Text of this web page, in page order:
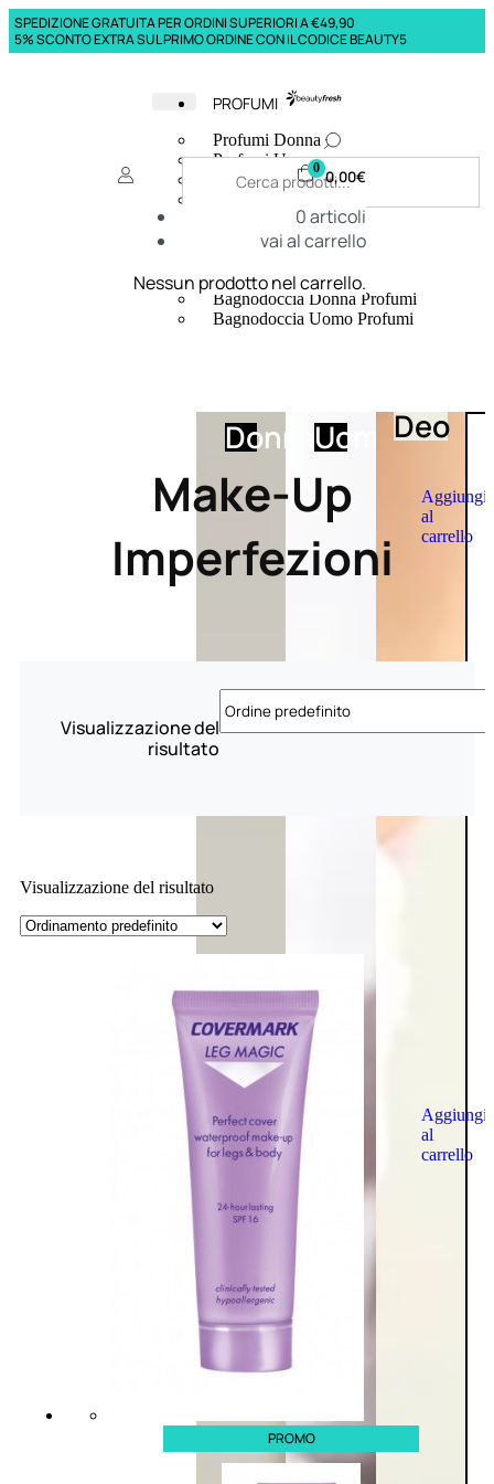
SPEDIZIONE GRATUITA PER ORDINI SUPERIORI A €49,90
5% SCONTO EXTRA SUL PRIMO ORDINE CON IL CODICE BEAUTY5
PROFUMI
Profumi Donna
Profumi Uomo
Deodoranti Donna
Corpo Donna
Corpo Uomo
Creme Mani
Bagnodoccia Donna Profumi
Bagnodoccia Uomo Profumi
DonnaUomoDeo
Aggiungi
al
carrello
Aggiungi
al
carrello
0 0,00€
0articoli
vai al carrello
Nessun prodotto nel carrello.
Make-Up
Imperfezioni
Visualizzazione del
risultato
Visualizzazione del risultato
PROMO